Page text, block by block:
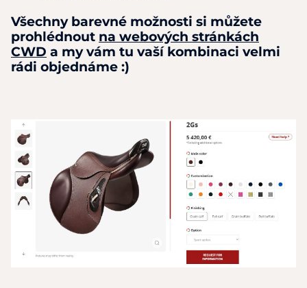
Všechny barevné možnosti si můžete
prohlédnout na webových stránkách
CWD a my vám tu vaší kombinaci velmi
rádi objednáme :)